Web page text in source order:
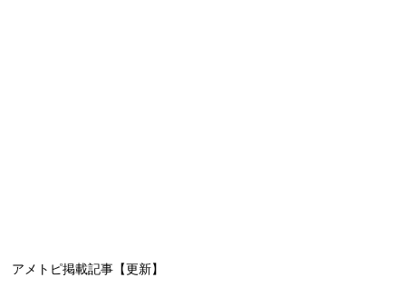
アメトピ掲載記事【更新】